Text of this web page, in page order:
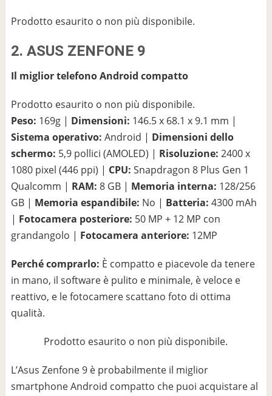
Prodotto esaurito o non più disponibile.
2. ASUS ZENFONE 9
Il miglior telefono Android compatto
Prodotto esaurito o non più disponibile.
Peso: 169g | Dimensioni: 146.5 x 68.1 x 9.1 mm |
Sistema operativo: Android | Dimensioni dello
schermo: 5,9 pollici (AMOLED) | Risoluzione: 2400 x
1080 pixel (446 ppi) | CPU: Snapdragon 8 Plus Gen 1
Qualcomm | RAM: 8 GB | Memoria interna: 128/256
GB | Memoria espandibile: No | Batteria: 4300 mAh
| Fotocamera posteriore: 50 MP + 12 MP con
grandangolo | Fotocamera anteriore: 12MP
Perché comprarlo: È compatto e piacevole da tenere
in mano, il software è pulito e minimale, è veloce e
reattivo, e le fotocamere scattano foto di ottima
qualità.
Prodotto esaurito o non più disponibile.
L’Asus Zenfone 9 è probabilmente il miglior
smartphone Android compatto che puoi acquistare al